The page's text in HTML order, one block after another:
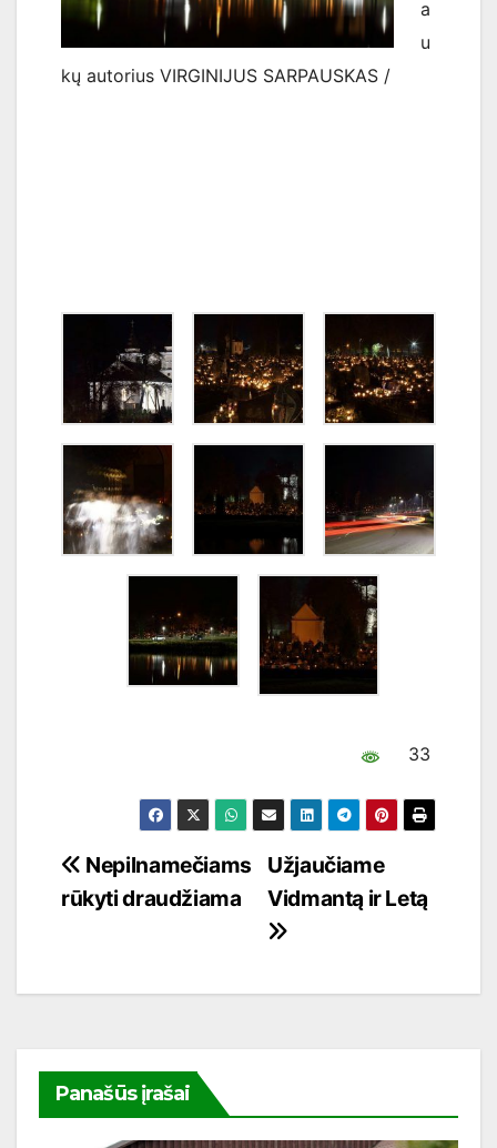
a
u
kų autorius VIRGINIJUS SARPAUSKAS /
33
Navigacija
tarp
Užjaučiame
Vidmantą ir Letą
Nepilnamečiams
rūkyti draudžiama
Panašūs įrašai